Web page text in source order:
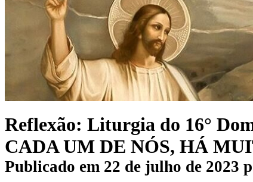
Reflexão: Liturgia do 16°
CADA UM DE NÓS, HÁ
Publicado em 22 de julho de 2023